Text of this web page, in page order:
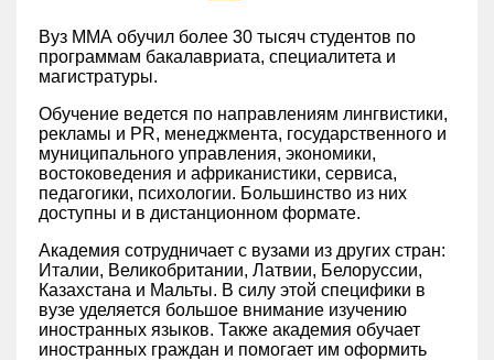
Вуз ММА обучил более 30 тысяч студентов по
программам бакалавриата, специалитета и
магистратуры.
Обучение ведется по направлениям лингвистики,
рекламы и PR, менеджмента, государственного и
муниципального управления, экономики,
востоковедения и африканистики, сервиса,
педагогики, психологии. Большинство из них
доступны и в дистанционном формате.
Академия сотрудничает с вузами из других стран:
Италии, Великобритании, Латвии, Белоруссии,
Казахстана и Мальты. В силу этой специфики в
вузе уделяется большое внимание изучению
иностранных языков. Также академия обучает
иностранных граждан и помогает им оформить